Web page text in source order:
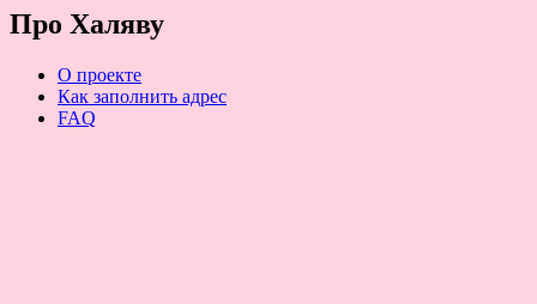
Про Халяву
О проекте
Как заполнить адрес
FAQ